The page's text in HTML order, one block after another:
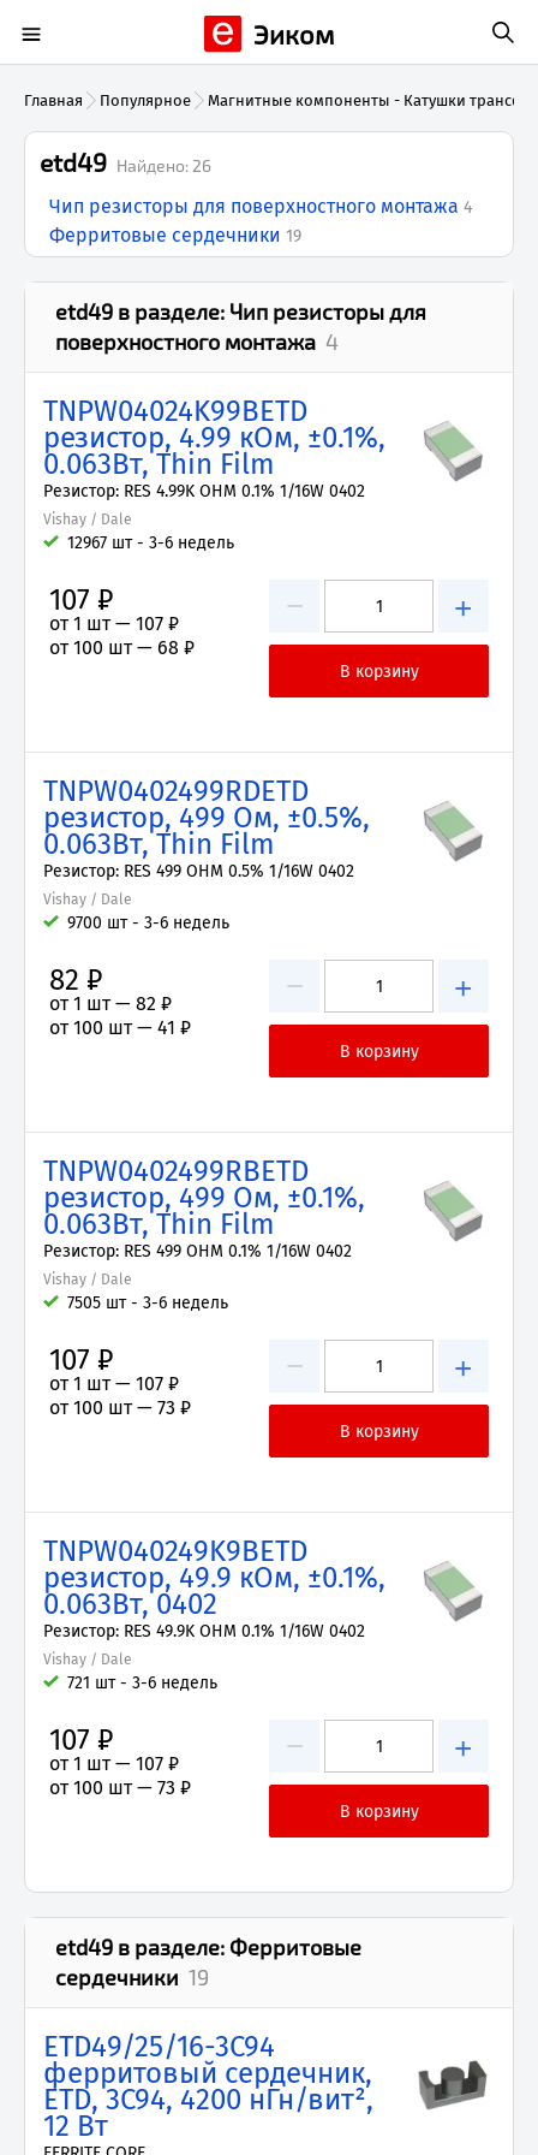
Эиком
Главная Популярное Магнитные компоненты - Катушки
etd49 Найдено: 26
Чип резисторы для поверхностного монтажа 4
Ферритовые сердечники 19
etd49 в разделе: Чип резисторы для
поверхностного монтажа 4
TNPW04024K99BETD
резистор, 4.99 кОм, ±0.1%,
0.063Вт, Thin Film
Резистор: RES 4.99K OHM 0.1% 1/16W 0402
Vishay / Dale
12967 шт - 3-6 недель
− +
107 ₽
от 1 шт — 107 ₽
от 100 шт — 68 ₽
TNPW0402499RDETD
резистор, 499 Ом, ±0.5%,
0.063Вт, Thin Film
Резистор: RES 499 OHM 0.5% 1/16W 0402
Vishay / Dale
9700 шт - 3-6 недель
− +
82 ₽
от 1 шт — 82 ₽
от 100 шт — 41 ₽
TNPW0402499RBETD
резистор, 499 Ом, ±0.1%,
0.063Вт, Thin Film
Резистор: RES 499 OHM 0.1% 1/16W 0402
Vishay / Dale
7505 шт - 3-6 недель
− +
107 ₽
от 1 шт — 107 ₽
от 100 шт — 73 ₽
TNPW040249K9BETD
резистор, 49.9 кОм, ±0.1%,
0.063Вт, 0402
Резистор: RES 49.9K OHM 0.1% 1/16W 0402
Vishay / Dale
721 шт - 3-6 недель
− +
107 ₽
от 1 шт — 107 ₽
от 100 шт — 73 ₽
etd49 в разделе: Ферритовые
сердечники 19
ETD49/25/16-3C94
ферритовый сердечник,
ETD, 3C94, 4200 нГн/вит²,
12 Вт